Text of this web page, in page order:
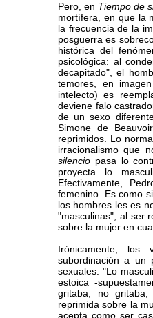
Pero, en Tiempo de
mortífera, en que la
la frecuencia de la
posguerra es
histórica del
psicológica: al
decapitado", el
temores, en
intelecto) es
deviene falo
de un sexo
Simone de
reprimidos. Lo
irracionalismo que
silencio pasa lo
proyecta lo
Efectivamente,
femenino. Es como
los hombres les es
"masculinas", al ser
sobre la mujer en
Irónicamente,
subordinación a un
sexuales. "Lo
estoica -
gritaba, no
reprimida sobre la
acepta como ser